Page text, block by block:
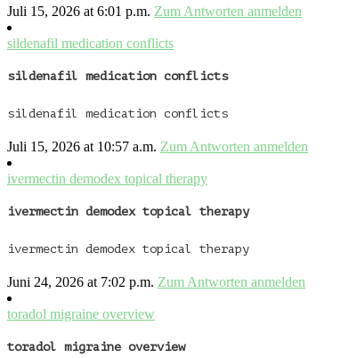
Juli 15, 2026 at 6:01 p.m. Zum Antworten anmelden
sildenafil medication conflicts
sildenafil medication conflicts
sildenafil medication conflicts
Juli 15, 2026 at 10:57 a.m. Zum Antworten anmelden
ivermectin demodex topical therapy
ivermectin demodex topical therapy
ivermectin demodex topical therapy
Juni 24, 2026 at 7:02 p.m. Zum Antworten anmelden
toradol migraine overview
toradol migraine overview